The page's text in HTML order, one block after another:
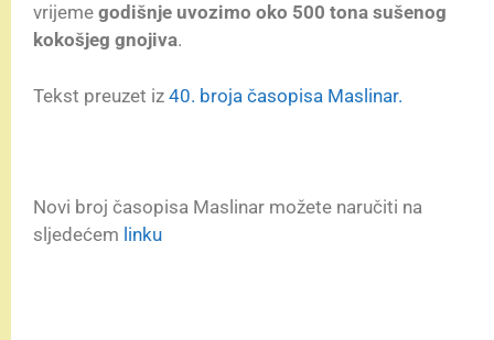
vrijeme godišnje uvozimo oko 500 tona sušenog
kokošjeg gnojiva.
Tekst preuzet iz 40. broja časopisa Maslinar.
Novi broj časopisa Maslinar možete naručiti na
sljedećem linku